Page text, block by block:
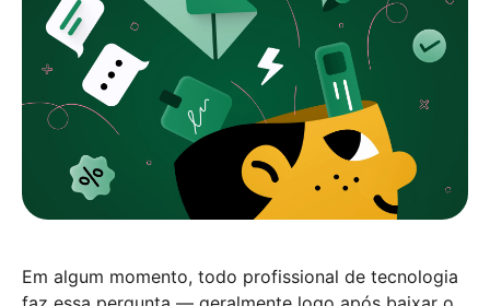
Em algum momento, todo profissional de tecnologia